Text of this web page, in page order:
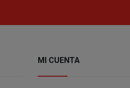
MI CUENTA